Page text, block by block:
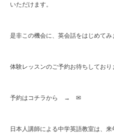
いただけます。
是非この機会に、英会話をはじめてみ
体験レッスンのご予約お待ちしており
予約はコチラから → ✉
日本人講師による中学英語教室は、来